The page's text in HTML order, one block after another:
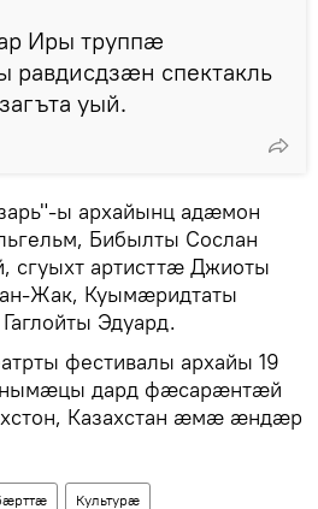
Иры труппӕ
спектакль
уый.
ы архайынц адӕмон
Бибылты Сослан
сгуыхт артисттӕ Джиоты
Жак, Куымӕридтаты
Эдуард.
фестивалы архайы 19
нымӕцы дард фӕсарӕнтӕй
Казахстан ӕмӕ ӕндӕр
Культурӕ